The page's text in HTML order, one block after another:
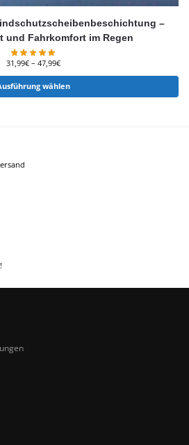
–
und Fahrkomfort im Regen
31,99€ – 47,99€
wählen